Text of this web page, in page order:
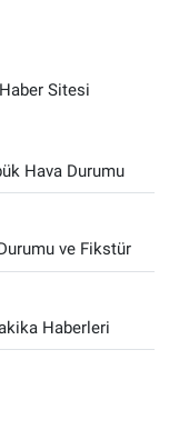
Sitesi
Hava Durumu
ve Fikstür
Haberleri